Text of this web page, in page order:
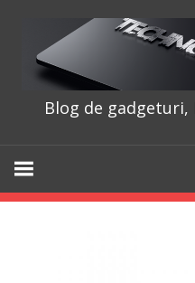
content
Blog de